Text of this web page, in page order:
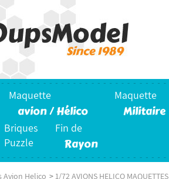
Maquette
avion / Hélico
Maquette
Militaire
Briques
Puzzle
Fin de
Rayon
Avion Helico >1/72 AVIONS HELICO MAQUETTES